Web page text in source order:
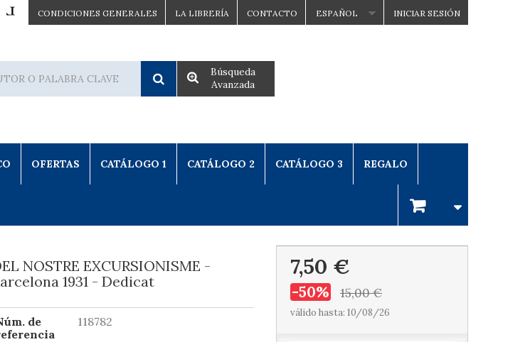
INICIAR SESIÓN
ESPAÑOL
CONTACTO
LA LIBRERÍA
CONDICIONES GENERALES
Búsqueda
Avanzada
OFERTAS CATÁLOGO 1 CATÁLOGO 2 CATÁLOGO 3 REGALO
NOSTRE EXCURSIONISME -
1931 - Dedicat
de
118782
7,50 €
-50% 15,00 €
válido hasta: 10/08/26